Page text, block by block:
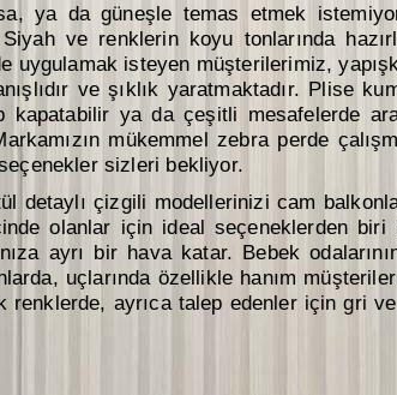
ya da güneşle temas etmek
ve renklerin koyu tonlarında
uygulamak isteyen müşterilerimiz,
ve şıklık yaratmaktadır. Plise
kapatabilir ya da çeşitli mesafelerde
mükemmel zebra perde
sizleri bekliyor.
detaylı çizgili modellerinizi cam
olanlar için ideal seçeneklerden
ayrı bir hava katar. Bebek
uçlarında özellikle hanım
renklerde, ayrıca talep edenler için gri